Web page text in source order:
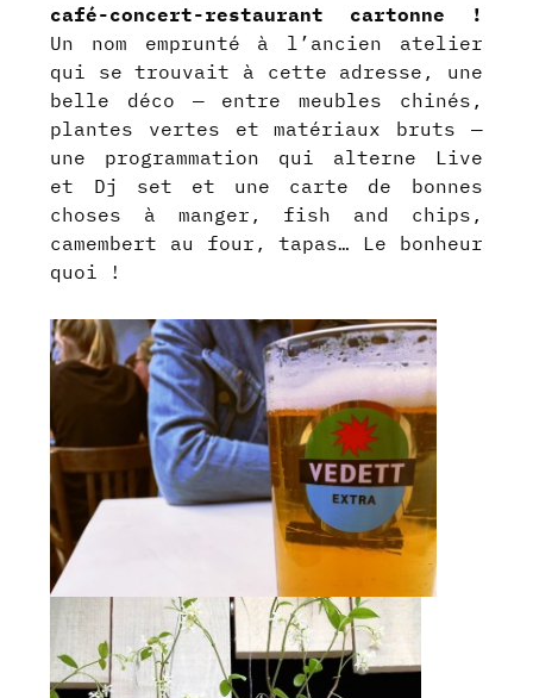
café-concert-restaurant cartonne !
Un nom emprunté à l’ancien atelier
qui se trouvait à cette adresse, une
belle déco — entre meubles chinés,
plantes vertes et matériaux bruts —
une programmation qui alterne Live
et Dj set et une carte de bonnes
choses à manger, fish and chips,
camembert au four, tapas… Le bonheur
quoi !